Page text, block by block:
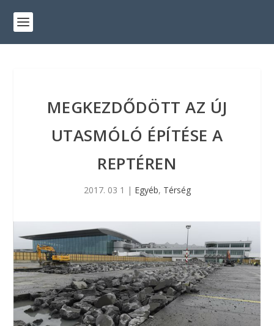
MEGKEZDŐDÖTT AZ ÚJ
UTASMÓLÓ ÉPÍTÉSE A
REPTÉREN
2017. 03 1 | Egyéb, Térség